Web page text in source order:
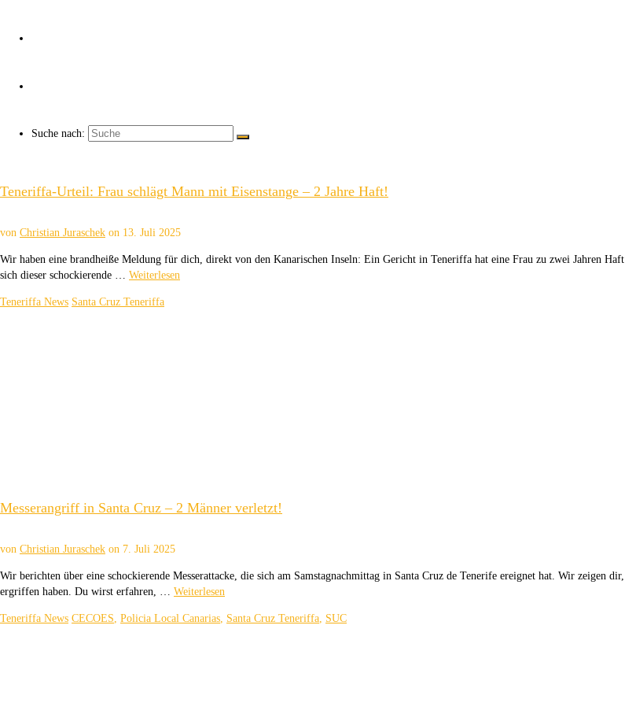
Suche nach:
Teneriffa-Urteil: Frau schlägt Mann mit Eisenstange – 2 Jahre Haft!
von Christian Juraschek on 13. Juli 2025
Wir haben eine brandheiße Meldung für dich, direkt von den Kanarischen Inseln: Ein Gericht in Teneriffa hat eine Frau zu zwei Jahren
sich dieser schockierende … Weiterlesen
Teneriffa News Santa Cruz Teneriffa
Messerangriff in Santa Cruz – 2 Männer verletzt!
von Christian Juraschek on 7. Juli 2025
Wir berichten über eine schockierende Messerattacke, die sich am Samstagnachmittag in Santa Cruz de Tenerife ereignet hat. Wir zeigen
ergriffen haben. Du wirst erfahren, … Weiterlesen
Teneriffa News CECOES, Policia Local Canarias, Santa Cruz Teneriffa, SUC